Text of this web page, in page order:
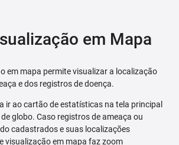
em Mapa
em mapa permite visualizar a localização
e dos registros de doença.
ir ao cartão de estatísticas na tela principal
globo. Caso registros de ameaça ou
cadastrados e suas localizações
visualização em mapa faz zoom